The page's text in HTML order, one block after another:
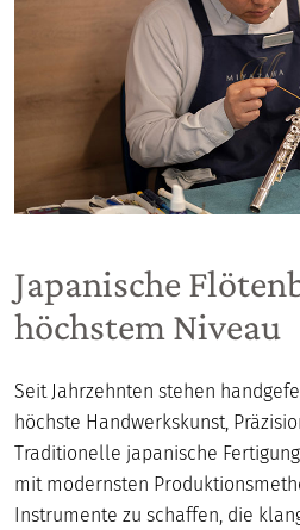
Japanische
höchstem Niveau
Seit Jahrzehnten stehen
höchste Handwerkskunst,
Traditionelle japanische
mit modernsten
Instrumente zu schaffen, die